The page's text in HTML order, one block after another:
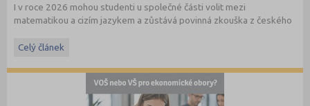
I v roce 2026 mohou studenti u společné části volit mezi
matematikou a cizím jazykem a zůstává povinná zkouška z českého
informacemi.
Celý článek